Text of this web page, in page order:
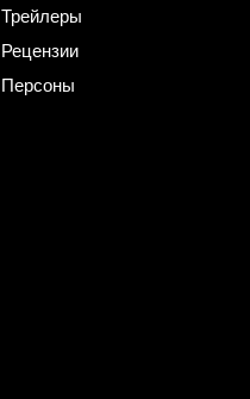
Трейлеры
Рецензии
Персоны